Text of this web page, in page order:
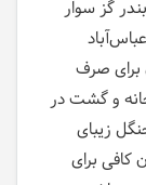
گز سوار
صرف
و گشت در
زیبای
برای